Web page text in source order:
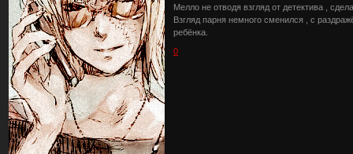
Мелло не отводя взгляд от детектива ,
Взгляд парня немного сменился , с
ребёнка.
0